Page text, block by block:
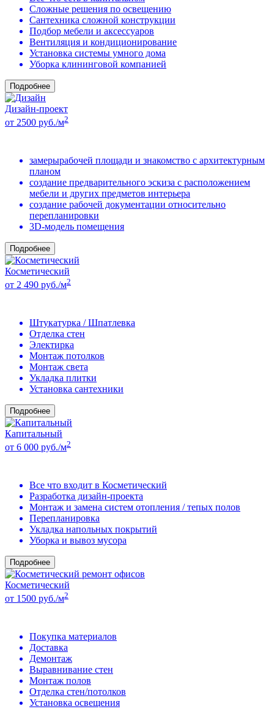
Сложные решения по освещению
Сантехника сложной конструкции
Подбор мебели и аксессуаров
Вентиляция и кондиционирование
Установка системы умного дома
Уборка клининговой компанией
Подробнее
Дизайн-проект
от 2500 руб./м2
замерырабочей площади и знакомство с архитектурным
планом
создание предварительного эскиза с расположением
мебели и других предметов интерьера
создание рабочей документации относительно
перепланировки
3D-модель помещения
Подробнее
Косметический
от 2 490 руб./м2
Штукатурка / Шпатлевка
Отделка стен
Электирка
Монтаж потолков
Монтаж света
Укладка плитки
Установка сантехники
Подробнее
Капитальный
от 6 000 руб./м2
Все что входит в Косметический
Разработка дизайн-проекта
Монтаж и замена систем отопления / тепых полов
Перепланировка
Укладка напольных покрытий
Уборка и вывоз мусора
Подробнее
Косметический
от 1500 руб./м2
Покупка материалов
Доставка
Демонтаж
Выравнивание стен
Монтаж полов
Отделка стен/потолков
Установка освещения